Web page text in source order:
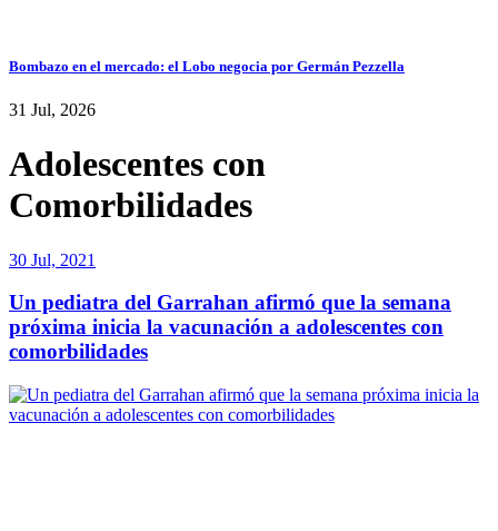
Bombazo en el mercado: el Lobo negocia por Germán Pezzella
31 Jul, 2026
Adolescentes con
Comorbilidades
30 Jul, 2021
Un pediatra del Garrahan afirmó que la semana
próxima inicia la vacunación a adolescentes con
comorbilidades